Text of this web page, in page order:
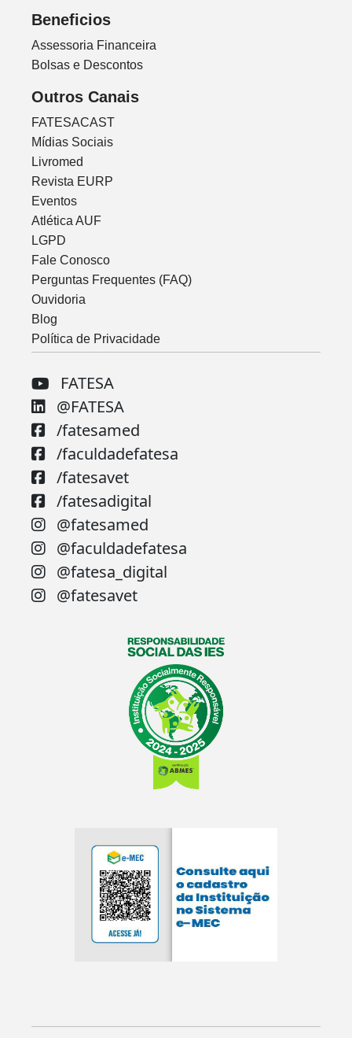
Beneficios
Assessoria Financeira
Bolsas e Descontos
Outros Canais
FATESACAST
Mídias Sociais
Livromed
Revista EURP
Eventos
Atlética AUF
LGPD
Fale Conosco
Perguntas Frequentes (FAQ)
Ouvidoria
Blog
Política de Privacidade
FATESA
@FATESA
/fatesamed
/faculdadefatesa
/fatesavet
/fatesadigital
@fatesamed
@faculdadefatesa
@fatesa_digital
@fatesavet